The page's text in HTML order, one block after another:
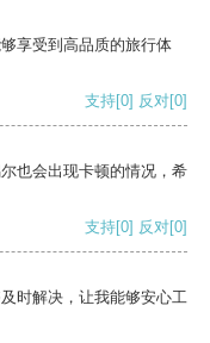
享受到高品质的旅行体
支持[0] 反对[0]
也会出现卡顿的情况，希
支持[0] 反对[0]
时解决，让我能够安心工